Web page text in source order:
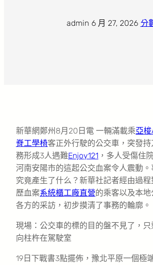
admin· 6 月 27, 2026· 分
新華網鄭州8月20日電 一輛滿載乘亞
脊工學椅客正外行駛的公交車，突發
務形成3人遇難Enjoy121 ，多人受傷住
河南安陽市的這起公交血案令人震動
究竟產生了什么？新華社記者經由過
歷血案系統櫃工廠直營的乘客以及本
各方的采訪，初步摸清了事務的輪廓。
現場：公交車的標的目的盤不見了，
向柱杵在駕駛室
19日下戰書3點擺佈，豫北平原一個極